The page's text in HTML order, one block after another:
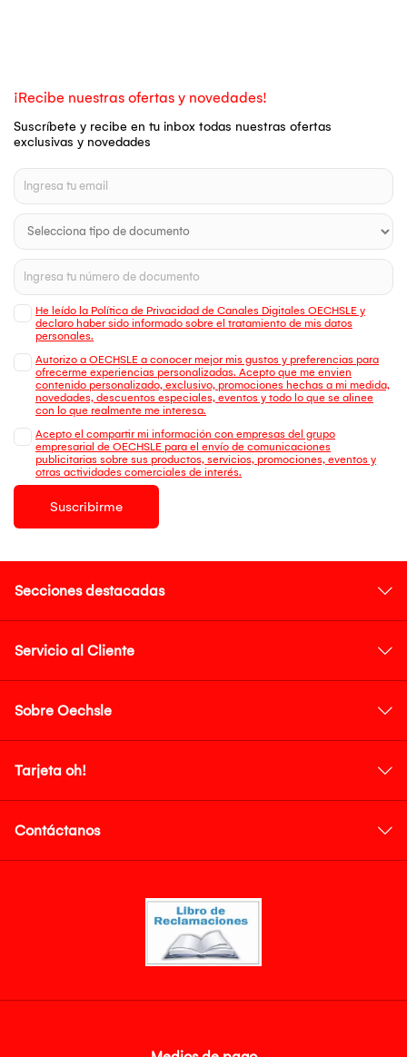
¡Recibe nuestras ofertas y novedades!
Suscríbete y recibe en tu inbox todas nuestras ofertas
exclusivas y novedades
He leído la Política de Privacidad de Canales Digitales OECHSLE y
declaro haber sido informado sobre el tratamiento de mis datos
personales.
Autorizo a OECHSLE a conocer mejor mis gustos y preferencias para
ofrecerme experiencias personalizadas. Acepto que me envien
contenido personalizado, exclusivo, promociones hechas a mi medida,
novedades, descuentos especiales, eventos y todo lo que se alinee
con lo que realmente me interesa.
Acepto el compartir mi información con empresas del grupo
empresarial de OECHSLE para el envío de comunicaciones
publicitarias sobre sus productos, servicios, promociones, eventos y
otras actividades comerciales de interés.
Suscribirme
Secciones destacadas
Servicio al Cliente
Sobre Oechsle
Tarjeta oh!
Contáctanos